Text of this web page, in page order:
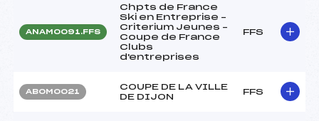
ANAM0091.FFS
Chpts de France
Ski en Entreprise –
Criterium Jeunes –
Coupe de France
Clubs
d'entreprises
FFS
ABOM0021
COUPE DE LA VILLE
DE DIJON
FFS